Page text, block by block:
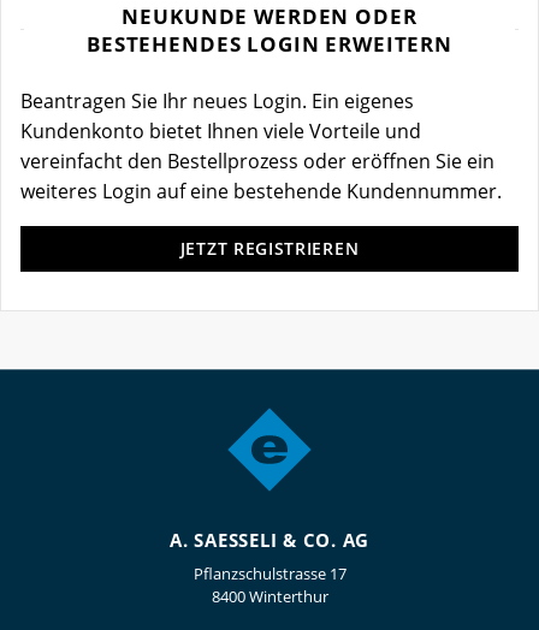
NEUKUNDE WERDEN ODER
BESTEHENDES LOGIN ERWEITERN
Beantragen Sie Ihr neues Login. Ein eigenes
Kundenkonto bietet Ihnen viele Vorteile und
vereinfacht den Bestellprozess oder eröffnen Sie ein
weiteres Login auf eine bestehende Kundennummer.
JETZT REGISTRIEREN
A. SAESSELI & CO. AG
Pflanzschulstrasse 17
8400 Winterthur